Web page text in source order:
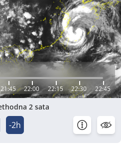
21:45 22:00 22:15 22:30 22:45
2 sata
-2h